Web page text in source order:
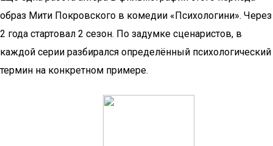
образ Мити Покровского в комедии «Психологини». Через
2 года стартовал 2 сезон. По задумке сценаристов, в
каждой серии разбирался определённый психологический
термин на конкретном примере.